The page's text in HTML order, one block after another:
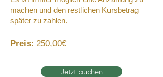
machen und den restlichen Kursbetrag
später zu zahlen.
Preis: 250,00€
Jetzt buchen